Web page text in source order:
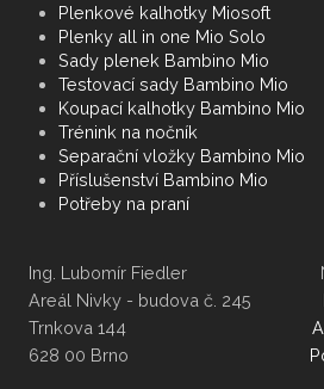
Plenkové kalhotky Miosoft
Plenky all in one Mio Solo
Sady plenek Bambino Mio
Testovací sady Bambino Mio
Koupací kalhotky Bambino Mio
Trénink na nočník
Separační vložky Bambino Mio
Příslušenství Bambino Mio
Potřeby na praní
Ing. Lubomír Fiedler
Areál Nivky - budova č. 245
Trnkova 144
628 00 Brno